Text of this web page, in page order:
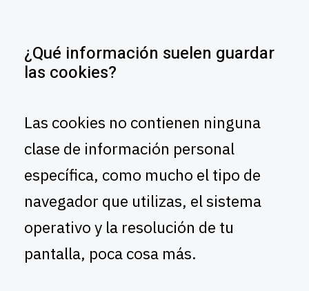
¿Qué información suelen guardar
las cookies?
Las cookies no contienen ninguna
clase de información personal
específica, como mucho el tipo de
navegador que utilizas, el sistema
operativo y la resolución de tu
pantalla, poca cosa más.